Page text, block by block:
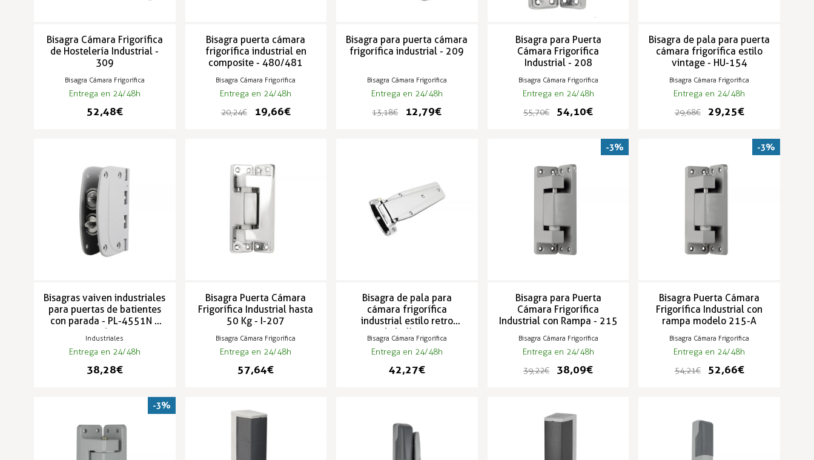
Bisagra Cámara Frigorífica
de Hostelería Industrial -
309
Bisagra Cámara Frigorífica
Entrega en 24/48h
52,48 €
Bisagra puerta cámara
frigorífica industrial en
composite - 480/481
Bisagra Cámara Frigorífica
Entrega en 24/48h
20,24 €
19,66 €
Bisagra para puerta cámara
frigorífica industrial - 209
Bisagra Cámara Frigorífica
Entrega en 24/48h
13,18 €
12,79 €
Bisagra para Puerta
Cámara Frigorífica
Industrial - 208
Bisagra Cámara Frigorífica
Entrega en 24/48h
55,70 €
54,10 €
Bisagra de pala para puerta
cámara frigorífica estilo
vintage - HU-154
Bisagra Cámara Frigorífica
Entrega en 24/48h
29,68 €
29,25 €
Bisagras vaiven industriales
para puertas de batientes
con parada - PL-4551N /
Industriales
Entrega en 24/48h
38,28 €
Bisagra Puerta Cámara
Frigorífica Industrial hasta
50 Kg - I-207
Bisagra Cámara Frigorífica
Entrega en 24/48h
57,64 €
Bisagra de pala para
cámara frigorífica
industrial estilo retro
Bisagra Cámara Frigorífica
Entrega en 24/48h
42,27 €
Bisagra para Puerta
Cámara Frigorífica
Industrial con Rampa - 215
Bisagra Cámara Frigorífica
Entrega en 24/48h
39,22 €
38,09 €
-3%
Bisagra Puerta Cámara
Frigorífica Industrial con
rampa modelo 215-A
Bisagra Cámara Frigorífica
Entrega en 24/48h
54,21 €
52,66 €
-3%
-3%